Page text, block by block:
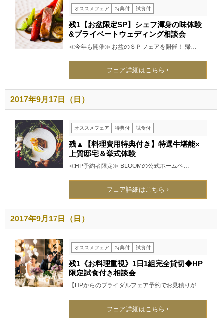
オススメフェア 特典付 試食付
残1【お盆限定SP】シェフ渾身の味体験
&プライベートウェディング相談会
≪今年も開催≫ お盆のＳＰフェアを開催！ 帰…
フェア詳細はこちら
2017年9月17日（日）
オススメフェア 特典付 試食付
残▲【料理費用特典付き】特選牛堪能×
上質邸宅＆挙式体験
≪HP予約者限定≫ BLOOMの公式ホームペ…
フェア詳細はこちら
2017年9月17日（日）
オススメフェア 特典付 試食付
残1《お料理重視》1日1組完全貸切◆HP
限定試食付き相談会
【HPからのブライダルフェア予約でお見積りが…
フェア詳細はこちら